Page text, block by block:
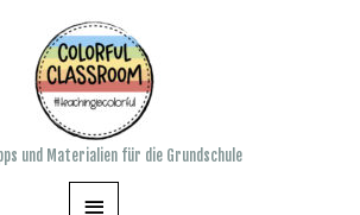
und Materialien für die Grundschule